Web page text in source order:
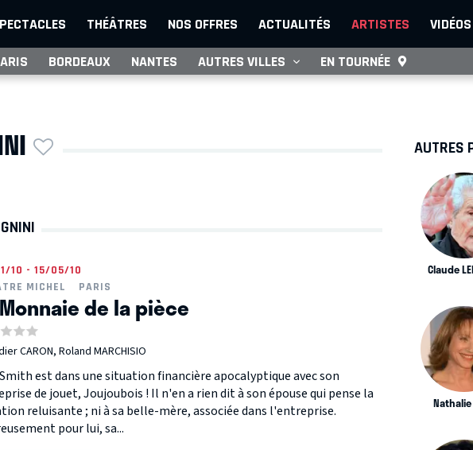
THÉÂTRES NOS OFFRES ACTUALITÉS ARTISTES VIDÉOS
BORDEAUX NANTES AUTRES VILLES EN TOURNÉE
10 - 15/05/10
MICHEL
PARIS
de la pièce
CARON, Roland MARCHISIO
est dans une situation financière apocalyptique avec son
de jouet, Joujoubois ! Il n'en a rien dit à son épouse qui pense la
reluisante ; ni à sa belle-mère, associée dans l'entreprise.
pour lui, sa...
AUTRES
Claude
Nathalie